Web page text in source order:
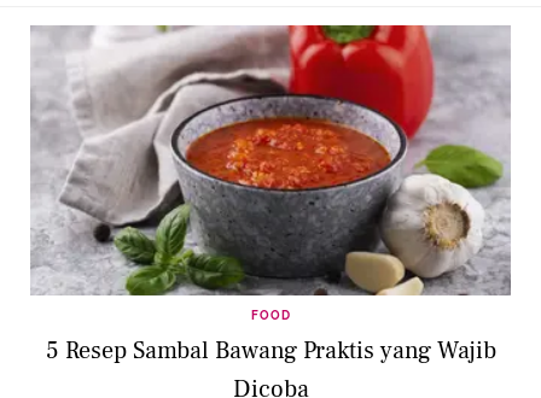
FOOD
5 Resep Sambal Bawang Praktis yang Wajib
Dicoba